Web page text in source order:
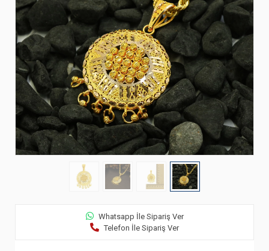
Whatsapp İle Sipariş Ver
Telefon İle Sipariş Ver